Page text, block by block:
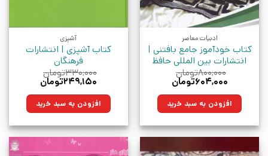
ادبیات معاصر
کتاب خودآموز جامع بافتنی |
انتشارات بین المللی حافظ
۸۰۰,۰۰۰تومان
قیمت
۸۰۰,۰۰۰تومان
بود.
۶۰۴,۰۰۰تومان
۶۰۴,۰۰۰تومان.افزودن به سبد خرید
آشپزی
کتاب آشپزی | انتشارات
فرهنگان
۳۳۰,۰۰۰تومان
قیمت
۳۳۰,۰۰۰تومان
بود.
۲۴۹,۱۵۰تومان
۲۴۹,۱۵۰تومان.افزودن به سبد خرید